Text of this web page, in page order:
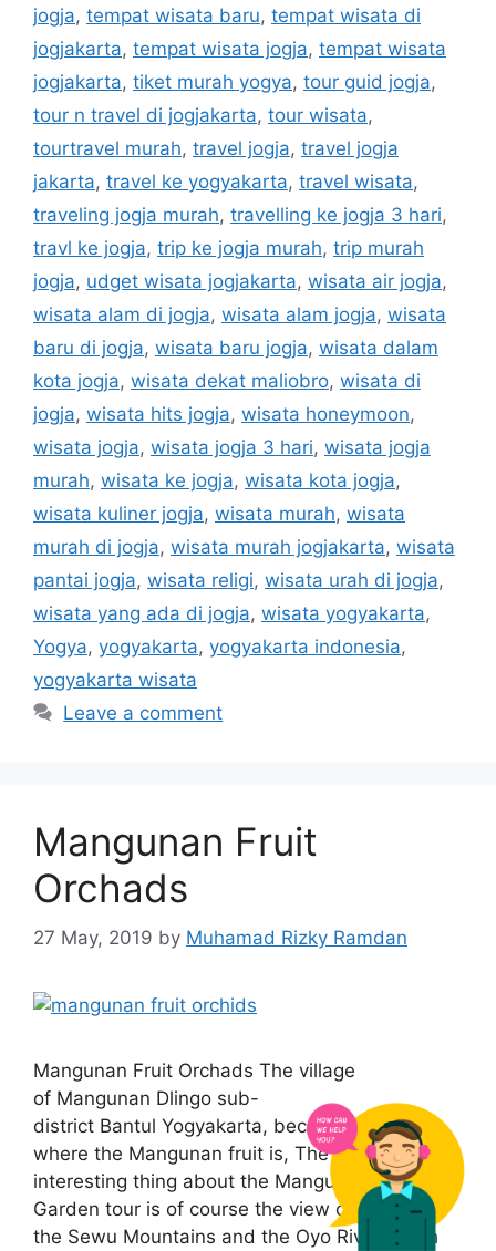
jogja, tempat wisata baru, tempat wisata di
jogjakarta, tempat wisata jogja, tempat wisata
jogjakarta, tiket murah yogya, tour guid jogja,
tour n travel di jogjakarta, tour wisata,
tourtravel murah, travel jogja, travel jogja
jakarta, travel ke yogyakarta, travel wisata,
traveling jogja murah, travelling ke jogja 3 hari,
travl ke jogja, trip ke jogja murah, trip murah
jogja, udget wisata jogjakarta, wisata air jogja,
wisata alam di jogja, wisata alam jogja, wisata
baru di jogja, wisata baru jogja, wisata dalam
kota jogja, wisata dekat maliobro, wisata di
jogja, wisata hits jogja, wisata honeymoon,
wisata jogja, wisata jogja 3 hari, wisata jogja
murah, wisata ke jogja, wisata kota jogja,
wisata kuliner jogja, wisata murah, wisata
murah di jogja, wisata murah jogjakarta, wisata
pantai jogja, wisata religi, wisata urah di jogja,
wisata yang ada di jogja, wisata yogyakarta,
Yogya, yogyakarta, yogyakarta indonesia,
yogyakarta wisata
Leave a comment
Mangunan Fruit
Orchads
27 May, 2019 by Muhamad Rizky Ramdan
Mangunan Fruit Orchads The village
of Mangunan Dlingo sub-
district Bantul Yogyakarta, because this is
where the Mangunan fruit is, The most
interesting thing about the Mangunan Fruit
Garden tour is of course the view of
the Sewu Mountains and the Oyo River which